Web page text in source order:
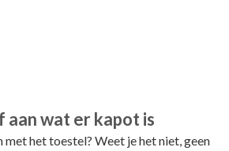
aan wat er kapot is
het toestel? Weet je het niet, geen